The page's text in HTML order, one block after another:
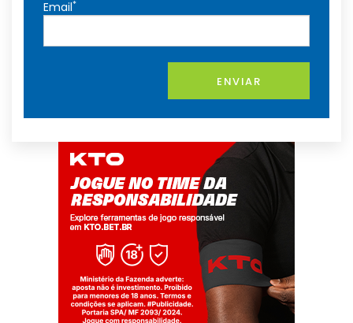
Email*
ENVIAR